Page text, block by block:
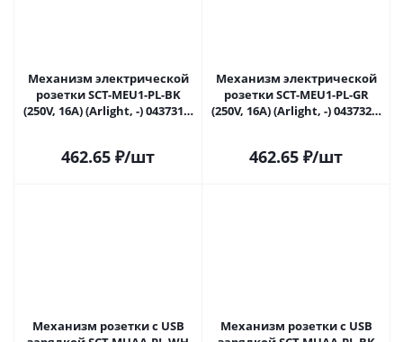
Механизм электрической
розетки SCT-MEU1-PL-BK
(250V, 16A) (Arlight, -) 043731 в
462.65 ₽/шт
Механизм электрической
розетки SCT-MEU1-PL-GR
(250V, 16A) (Arlight, -) 043732 в
462.65 ₽/шт
Механизм розетки с USB
Механизм розетки с USB